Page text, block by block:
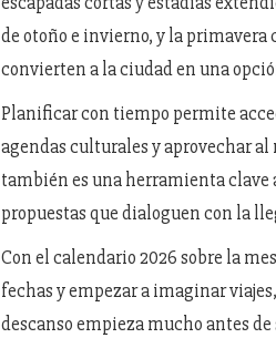
de otoño e invierno, y la
convierten a la ciudad en una
Planificar con tiempo permite
agendas culturales y aprovechar al
también es una herramienta clave
propuestas que dialoguen con la
Con el calendario 2026 sobre la
fechas y empezar a imaginar
descanso empieza mucho antes